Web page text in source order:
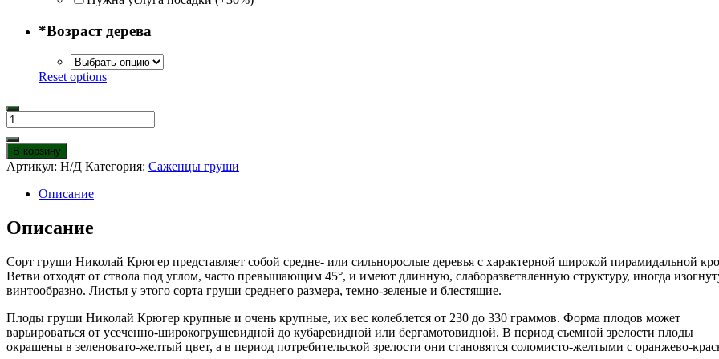
*Возраст дерева
Reset options
Количество
товара
Груша
Николай
Крюгер
В корзину
Артикул: Н/Д Категория: Саженцы груши
Описание
Описание
Сорт груши Николай Крюгер представляет собой средне- или сильнорослые деревья с характерной широкой пирамидальной
Ветви отходят от ствола под углом, часто превышающим 45°, и имеют длинную, слаборазветвленную структуру, иногда
винтообразно. Листья у этого сорта груши среднего размера, темно-зеленые и блестящие.
Плоды груши Николай Крюгер крупные и очень крупные, их вес колеблется от 230 до 330 граммов. Форма плодов может
варьироваться от усеченно-широкогрушевидной до кубаревидной или бергамотовидной. В период съемной зрелости плоды
окрашены в зеленовато-желтый цвет, а в период потребительской зрелости они становятся соломисто-желтыми с оранжево-